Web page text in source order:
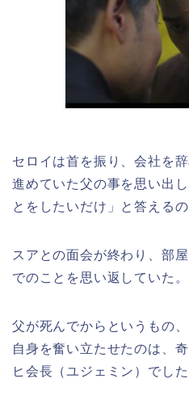
セロイは首を振り、会社を
進めていた父の事を思い出
とをしたいだけ」と答えるの
スアとの面会が終わり、部
でのことを思い返していた。
父が死んでからというもの
自身を奮い立たせたのは、
ヒ会長（ユジェミン）でした